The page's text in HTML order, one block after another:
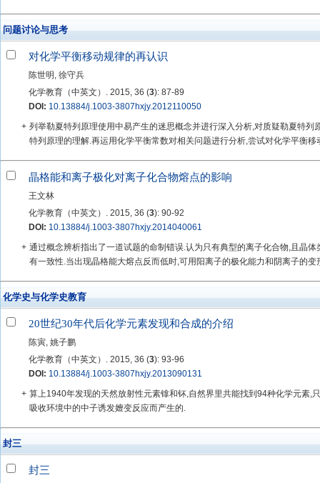
问题讨论与思考
对化学平衡移动规律的再认识
陈世明, 徐守兵
化学教育（中英文）. 2015, 36 (3): 87-89
DOI: 10.13884/j.1003-3807hxjy.2012110050
+ 列举勒夏特列原理使用中易产生的迷思概念并进行深入分析,对质疑勒夏特列
特列原理的理解.再运用化学平衡常数对相关问题进行分析,尝试对化学平衡移
晶格能和离子极化对离子化合物熔点的影响
王文林
化学教育（中英文）. 2015, 36 (3): 90-92
DOI: 10.13884/j.1003-3807hxjy.2014040061
+ 通过概念辨析指出了一道试题的命制错误.认为只有典型的离子化合物,且晶
有一致性.当出现晶格能大熔点反而低时,可用阳离子的极化能力和阴离子的变
化学史与化学史教育
20世纪30年代后化学元素发现和合成的介绍
陈寅, 姚子鹏
化学教育（中英文）. 2015, 36 (3): 93-96
DOI: 10.13884/j.1003-3807hxjy.2013090131
+ 算上1940年发现的天然放射性元素镎和钚,自然界里共能找到94种化学元素,
吸收环境中的中子诱发嬗变反应而产生的.
封三
封三